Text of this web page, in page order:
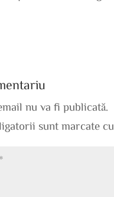
nu va fi publicată.
sunt marcate cu